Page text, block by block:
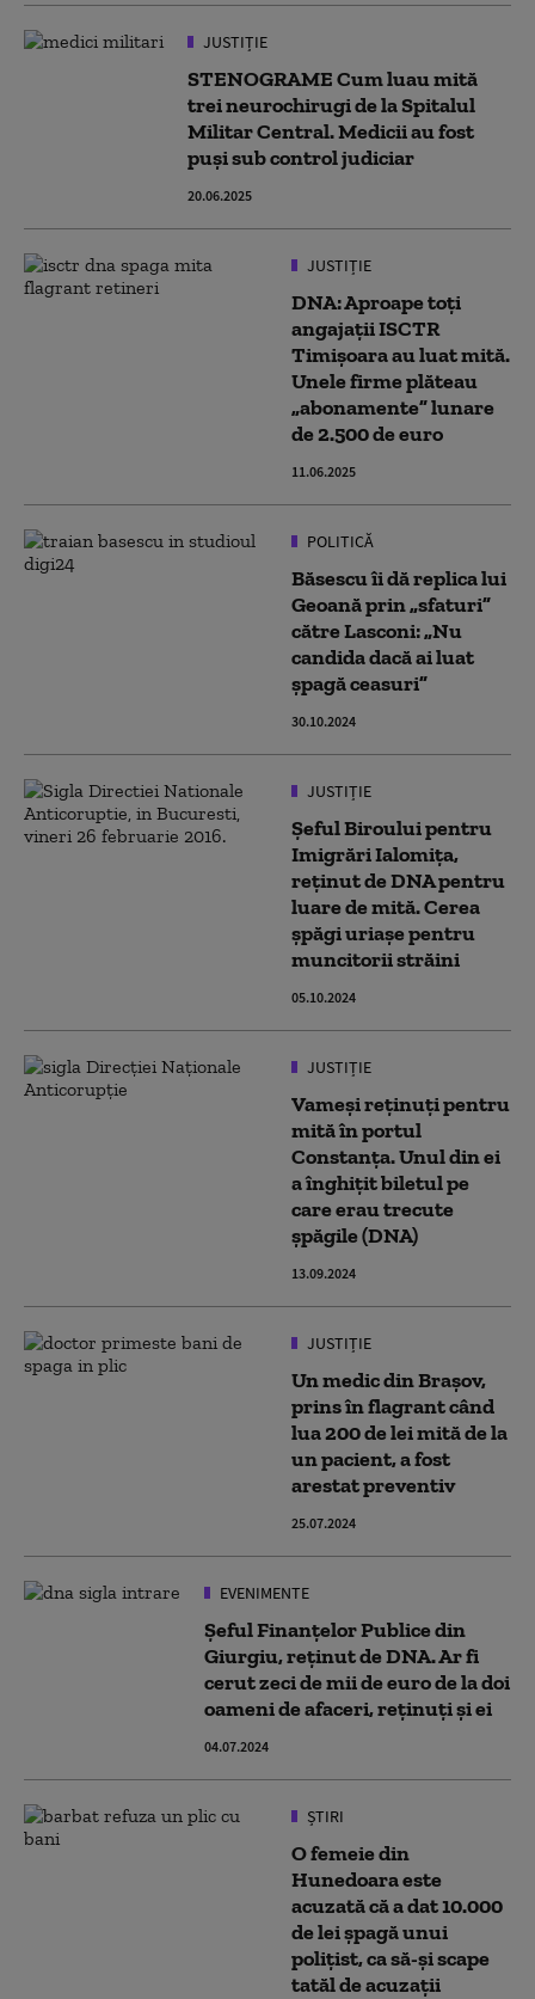
JUSTIȚIE
STENOGRAME Cum luau mită
trei neurochirugi de la Spitalul
Militar Central. Medicii au fost
puși sub control judiciar
20.06.2025
JUSTIȚIE
DNA: Aproape toți
angajații ISCTR
Timișoara au luat mită.
Unele firme plăteau
„abonamente” lunare
de 2.500 de euro
11.06.2025
POLITICĂ
Băsescu îi dă replica lui
Geoană prin „sfaturi”
către Lasconi: „Nu
candida dacă ai luat
șpagă ceasuri”
30.10.2024
JUSTIȚIE
Şeful Biroului pentru
Imigrări Ialomiţa,
reţinut de DNA pentru
luare de mită. Cerea
șpăgi uriașe pentru
muncitorii străini
05.10.2024
JUSTIȚIE
Vameși reținuți pentru
mită în portul
Constanța. Unul din ei
a înghițit biletul pe
care erau trecute
șpăgile (DNA)
13.09.2024
JUSTIȚIE
Un medic din Brașov,
prins în flagrant când
lua 200 de lei mită de la
un pacient, a fost
arestat preventiv
25.07.2024
EVENIMENTE
Şeful Finanţelor Publice din
Giurgiu, reţinut de DNA. Ar fi
cerut zeci de mii de euro de la doi
oameni de afaceri, reţinuţi şi ei
04.07.2024
ȘTIRI
O femeie din
Hunedoara este
acuzată că a dat 10.000
de lei șpagă unui
polițist, ca să-și scape
tatăl de acuzații